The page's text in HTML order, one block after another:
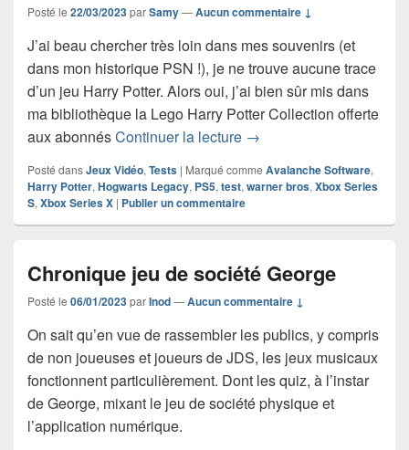
Posté le 22/03/2023parSamy—Aucun commentaire ↓
J’ai beau chercher très loin dans mes souvenirs (et
dans mon historique PSN !), je ne trouve aucune trace
d’un jeu Harry Potter. Alors oui, j’ai bien sûr mis dans
ma bibliothèque la Lego Harry Potter Collection offerte
aux abonnésContinuer la lecture Test de Hogwarts
→
Posté dansJeux Vidéo, Tests | Marqué comme Avalanche Software,
Harry Potter, Hogwarts Legacy, PS5, test, warner bros, Xbox Series
S, Xbox Series X | Publier un commentaire
Chronique jeu de société George
Posté le 06/01/2023parInod—Aucun commentaire ↓
On sait qu’en vue de rassembler les publics, y compris
de non joueuses et joueurs de JDS, les jeux musicaux
fonctionnent particulièrement. Dont les quiz, à l’instar
de George, mixant le jeu de société physique et
l’application numérique.